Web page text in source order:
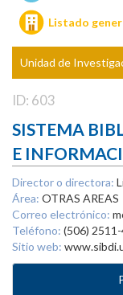
Listado
Unidad de
ID: 603
SISTEMA
E
Director o directora:
Área: OTRAS AREAS
Correo electrónico:
Teléfono: (506)
Sitio web: